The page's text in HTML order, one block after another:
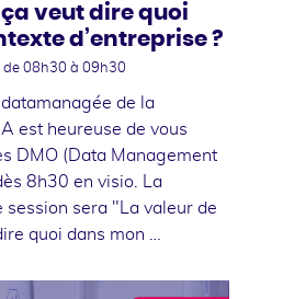
veut dire quoi
d’entreprise ?
de 08h30 à 09h30
datamanagée de la
est heureuse de vous
DMO (Data Management
8h30 en visio. La
session sera "La valeur de
quoi dans mon …